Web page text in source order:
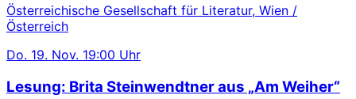
Österreichische Gesellschaft für Literatur, Wien /
Österreich
Do. 19. Nov. 19:00 Uhr
Lesung: Brita Steinwendtner aus „Am Weiher“